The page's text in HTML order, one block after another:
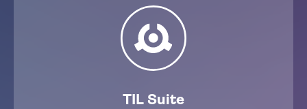
TIL Suite